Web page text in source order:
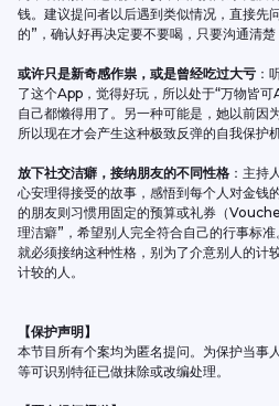
钱。建议提问者以后遇到类似情况，直接先
的”，确认好再决定要不要喝，只要沟通清楚
或许只是新奇感作祟，或是曾经吃过大亏 ：
了这个App，觉得好玩，所以处于“万物皆
自己都懒得用了。另一种可能是，她以前因
所以现在才会产生这种极致反弹的自我保护
放下社交洁癖，接纳朋友的不同性格 ：主持
心安理得接受的故事，感悟到每个人对金钱
的朋友则习惯用固定的预算或礼券（
理洁癖”，希望别人完全符合自己的行事标
就必须接纳这种性格，别为了介意别人的计
计较的人。
【保护声明】
本节目所有个案均为匿名提问。为保护当事
等可识别特征已做抹除或改编处理。